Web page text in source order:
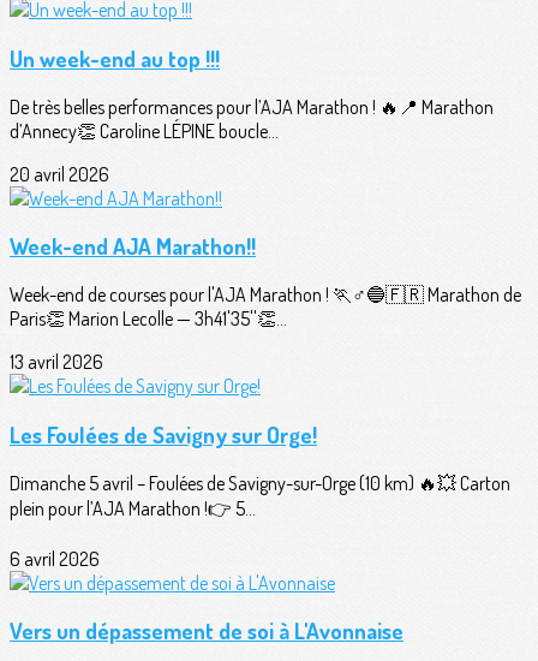
Un week-end au top !!!
De très belles performances pour l’AJA Marathon ! 🔥📍 Marathon
d’Annecy👏 Caroline LÉPINE boucle...
20 avril 2026
Week-end AJA Marathon!!
Week-end de courses pour l'AJA Marathon ! 🏃♂️🔵🇫🇷 Marathon de
Paris👏 Marion Lecolle — 3h41'35''👏...
13 avril 2026
Les Foulées de Savigny sur Orge!
Dimanche 5 avril – Foulées de Savigny-sur-Orge (10 km) 🔥💥 Carton
plein pour l’AJA Marathon !👉 5...
6 avril 2026
Vers un dépassement de soi à L'Avonnaise